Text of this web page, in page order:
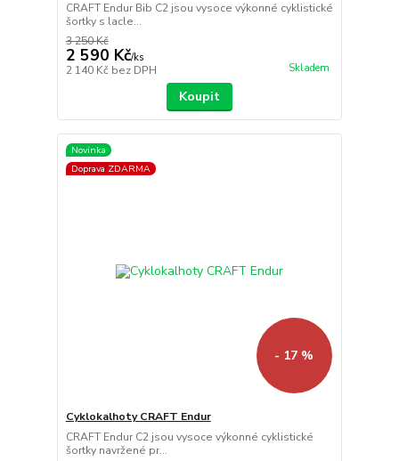
CRAFT Endur Bib C2 jsou vysoce výkonné cyklistické
šortky s lacle...
3 250 Kč
2 590 Kč/ks
2 140 Kč bez DPH Skladem
Koupit
Novinka
Doprava ZDARMA
- 17 %
Cyklokalhoty CRAFT Endur
CRAFT Endur C2 jsou vysoce výkonné cyklistické
šortky navržené pr...